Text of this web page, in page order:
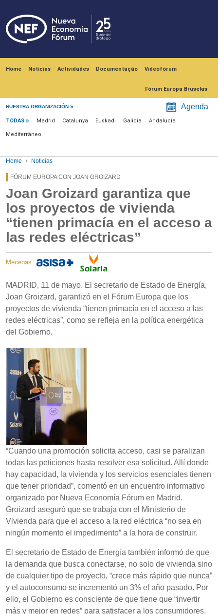
Home Notícias Actividades Documentação Videofórum
Fórum Europa Bruselas
NUESTRA ORGANIZACIÓN Agenda
Menú noticias
TODAS Madrid Catalunya Euskadi Galicia Andalucía
Mediterráneo
Home Noticias
FÓRUM EUROPA CON JOAN GROIZARD
Joan Groizard garantiza que
los proyectos de vivienda
“tienen primacía en el acceso a
las redes eléctricas”
Mecenas
MADRID, 11 de mayo. El secretario de Estado de Energía,
Joan Groizard, garantizó en el Fórum Europa que los
proyectos de vivienda “tienen primacía en el acceso a las
redes eléctricas”, como se refleja en la política energética
del Gobierno.
“Cuando una promoción solicita acceso, casi se paralizan
todas las peticiones hasta resolver esa solicitud. Allí donde
hay capacidad, la vivienda y los servicios esenciales tienen
que tener prioridad”, comentó en un encuentro informativo
organizado por Nueva Economía Fórum en Madrid.
Groizard aseguró que se trabaja con el Ministerio de
Vivienda para que el acceso a la red eléctrica “no sea en
ningún momento el impedimento” a la hora de construir.
El secretario de Estado de Energía también informó de que
la demanda que busca conectarse, no solo de vivienda sino
de cualquier tipo de proyecto, “crece más rápido que nunca”
y el autoconsumo se incrementó un 3% el año pasado. Por
ello, el Gobierno es consciente de que tiene que “invertir
más y mejor en redes” para satisfacer a los consumidores,